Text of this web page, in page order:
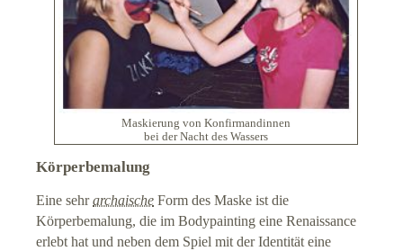
Maskierung von Konfirmandinnen
bei der Nacht des Wassers
Körperbemalung
Eine sehrarchaische Form des Maske ist die
Körperbemalung, die im Bodypainting eine Renaissance
erlebt hat und neben dem Spiel mit der Identität eine